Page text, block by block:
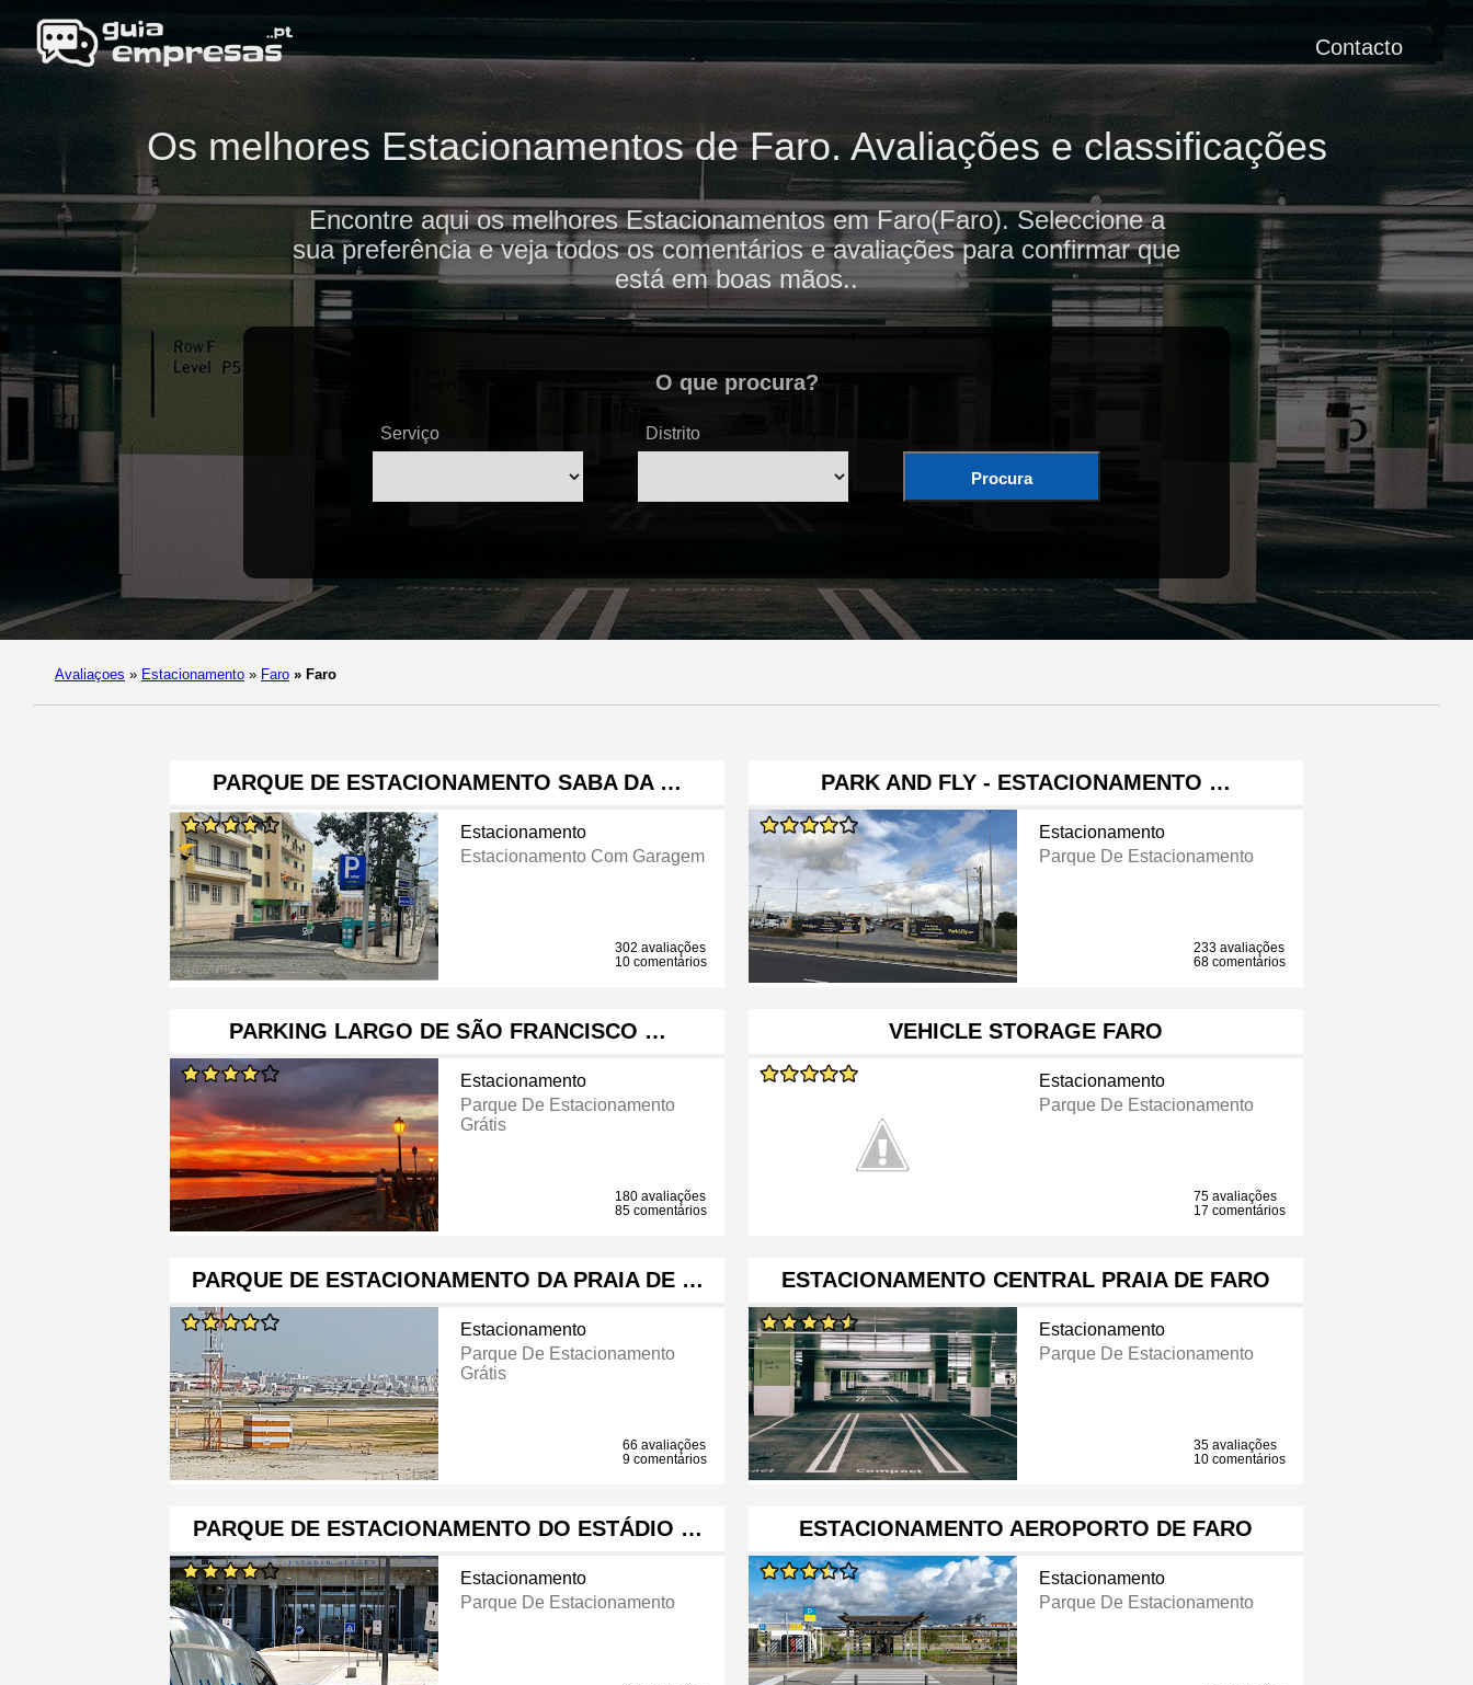
Contacto
Os melhores Estacionamentos de Faro. Avaliações e classificações
Encontre aqui os melhores Estacionamentos em Faro(Faro). Seleccione a
sua preferência e veja todos os comentários e avaliações para confirmar que
está em boas mãos..
O que procura?
Serviço Distrito
Procura
Avaliaçoes » Estacionamento » Faro » Faro
PARQUE DE ESTACIONAMENTO SABA DA …
Estacionamento
Estacionamento Com Garagem
302 avaliações
10 comentários
PARK AND FLY - ESTACIONAMENTO …
Estacionamento
Parque De Estacionamento
233 avaliações
68 comentários
PARKING LARGO DE SÃO FRANCISCO …
Estacionamento
Parque De Estacionamento
Grátis
180 avaliações
85 comentários
VEHICLE STORAGE FARO
Estacionamento
Parque De Estacionamento
75 avaliações
17 comentários
PARQUE DE ESTACIONAMENTO DA PRAIA DE …
Estacionamento
Parque De Estacionamento
Grátis
66 avaliações
9 comentários
ESTACIONAMENTO CENTRAL PRAIA DE FARO
Estacionamento
Parque De Estacionamento
35 avaliações
10 comentários
PARQUE DE ESTACIONAMENTO DO ESTÁDIO …
Estacionamento
Parque De Estacionamento
ESTACIONAMENTO AEROPORTO DE FARO
Estacionamento
Parque De Estacionamento